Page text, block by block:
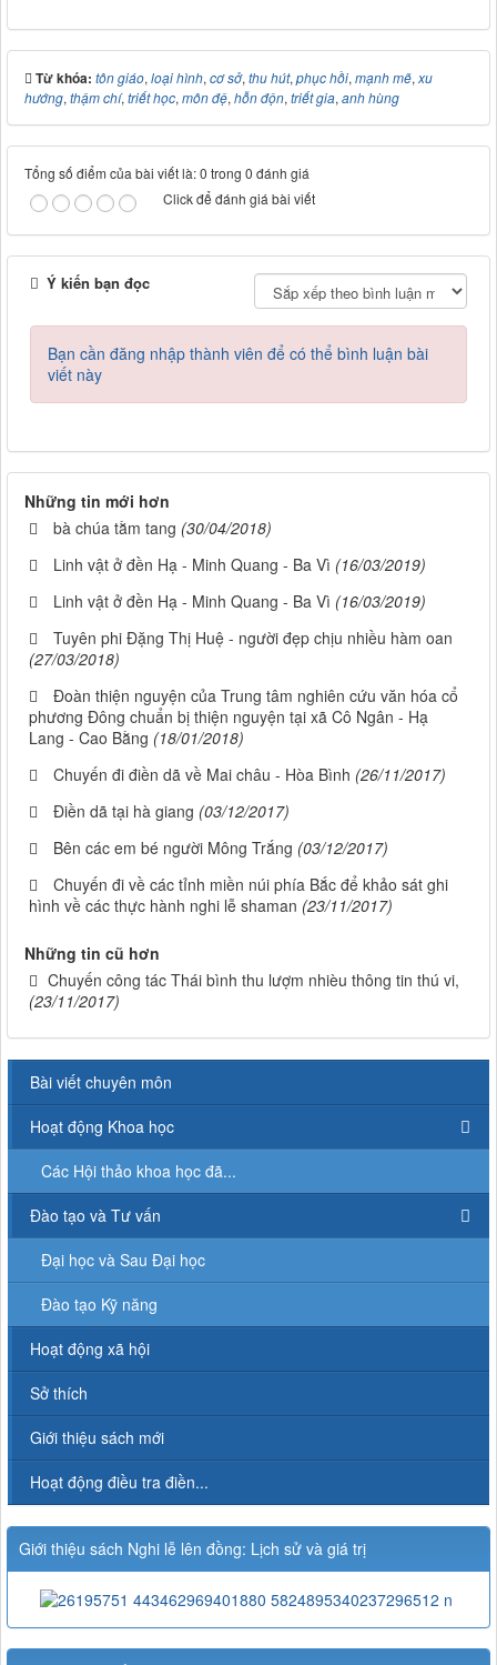
Từ khóa: tôn giáo, loại hình, cơ sở, thu hút, phục hồi, mạnh mẽ, xu
hướng, thậm chí, triết học, môn đệ, hỗn độn, triết gia, anh hùng
Tổng số điểm của bài viết là: 0 trong 0 đánh giá
Click để đánh giá bài viết
Ý kiến bạn đọc
Bạn cần đăng nhập thành viên để có thể bình luận bài
viết này
Những tin mới hơn
bà chúa tằm tang (30/04/2018)
Linh vật ở đền Hạ - Minh Quang - Ba Vì (16/03/2019)
Linh vật ở đền Hạ - Minh Quang - Ba Vì (16/03/2019)
Tuyên phi Đặng Thị Huệ - người đẹp chịu nhiều hàm oan
(27/03/2018)
Đoàn thiện nguyện của Trung tâm nghiên cứu văn hóa cổ
phương Đông chuẩn bị thiện nguyện tại xã Cô Ngân - Hạ
Lang - Cao Bằng (18/01/2018)
Chuyến đi điền dã về Mai châu - Hòa Bình (26/11/2017)
Điền dã tại hà giang (03/12/2017)
Bên các em bé người Mông Trắng (03/12/2017)
Chuyến đi về các tỉnh miền núi phía Bắc để khảo sát ghi
hình về các thực hành nghi lễ shaman (23/11/2017)
Những tin cũ hơn
Chuyến công tác Thái bình thu lượm nhièu thông tin thú vi,
(23/11/2017)
Bài viết chuyên môn
Hoạt động Khoa học
Các Hội thảo khoa học đã...
Đào tạo và Tư vấn
Đại học và Sau Đại học
Đào tạo Kỹ năng
Hoạt động xã hội
Sở thích
Giới thiệu sách mới
Hoạt động điều tra điền...
Giới thiệu sách Nghi lễ lên đồng: Lịch sử và giá trị